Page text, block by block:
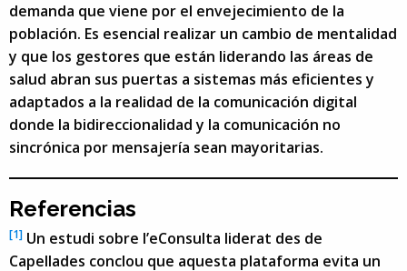
demanda que viene por el envejecimiento de la
población. Es esencial realizar un cambio de mentalidad
y que los gestores que están liderando las áreas de
salud abran sus puertas a sistemas más eficientes y
adaptados a la realidad de la comunicación digital
donde la bidireccionalidad y la comunicación no
sincrónica por mensajería sean mayoritarias.
Referencias
[1] Un estudi sobre l’eConsulta liderat des de
Capellades conclou que aquesta plataforma evita un